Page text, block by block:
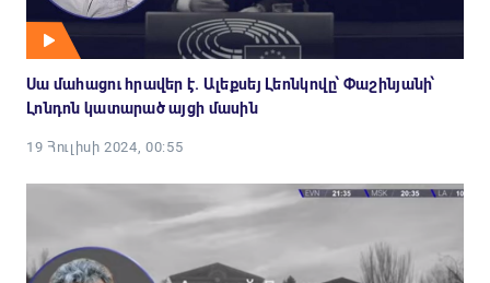
Սա մահացու հրավեր է. Ալեքսեյ Լեոնկովը՝ Փաշինյանի՝
Լոնդոն կատարած այցի մասին
19 Հուլիսի 2024, 00:55